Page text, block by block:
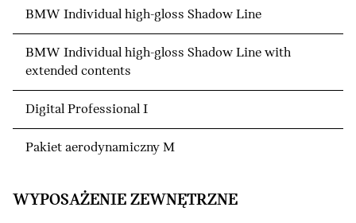
BMW Individual high-gloss Shadow Line
BMW Individual high-gloss Shadow Line with
extended contents
Digital Professional I
Pakiet aerodynamiczny M
WYPOSAŻENIE ZEWNĘTRZNE